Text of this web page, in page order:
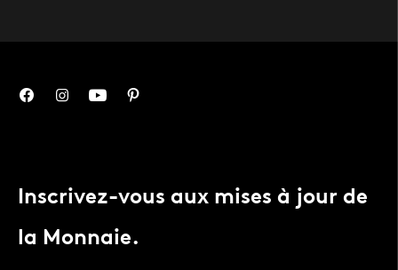
Inscrivez-vous aux mises à jour de
la Monnaie.